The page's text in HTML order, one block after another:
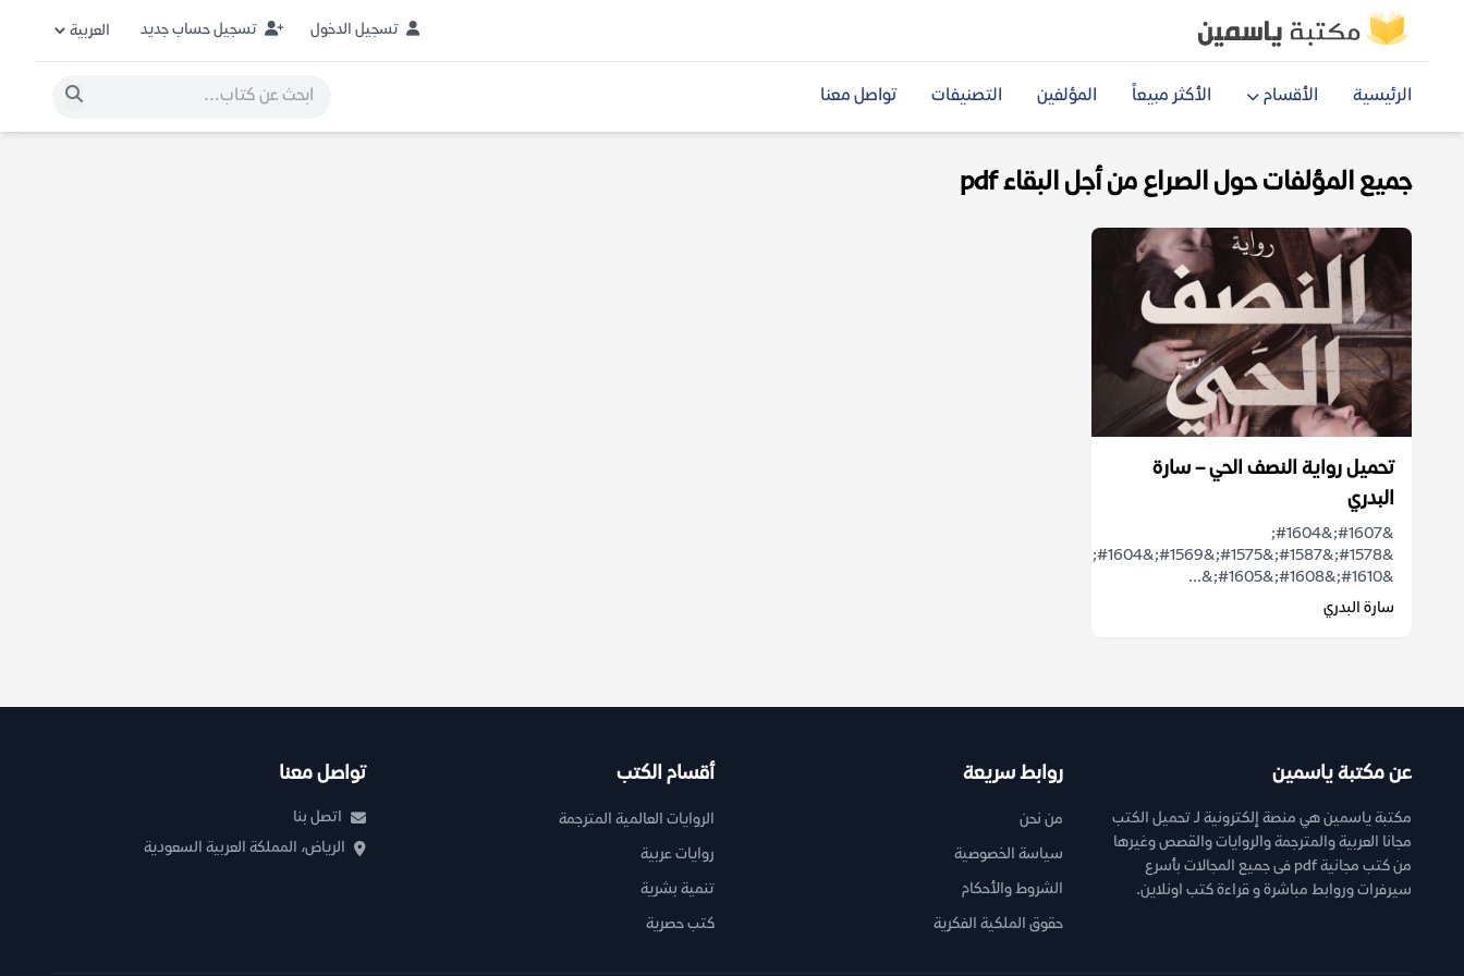
تسجيل الدخول تسجيل حساب جديد
الرئيسية الأقسام الأكثر مبيعاً المؤلفين التصنيفات تواصل معنا
جميع المؤلفات حول الصراع من أجل البقاء pdf
تحميل رواية النصف الحي – سارة
البدري
&#1607;&#1604;
&#1610;&#1608;&#1605;&...
سارة البدري
عن مكتبة ياسمين
مكتبة ياسمين هي منصة إلكترونية لـ تحميل الكتب
مجانا العربية والمترجمة والروايات والقصص وغيرها
من كتب مجانية pdf فى جميع المجالات بأسرع
سيرفرات وروابط مباشرة و قراءة كتب اونلاين.
روابط سريعة
من نحن
سياسة الخصوصية
الشروط والأحكام
حقوق الملكية الفكرية
أقسام الكتب
الروايات العالمية المترجمة
روايات عربية
تنمية بشرية
كتب حصرية
تواصل معنا
اتصل بنا
الرياض، المملكة العربية السعودية